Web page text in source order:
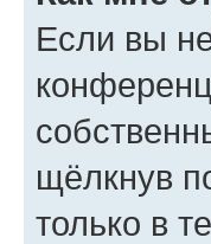
Если вы
щёлкнув
только в